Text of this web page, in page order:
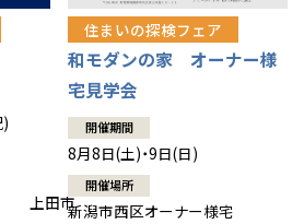
市
住まいの探検フェア
和モダンの家 オーナー様
宅見学会
開催期間
8月8日(土)・9日(日)
開催場所
新潟市西区オーナー様宅